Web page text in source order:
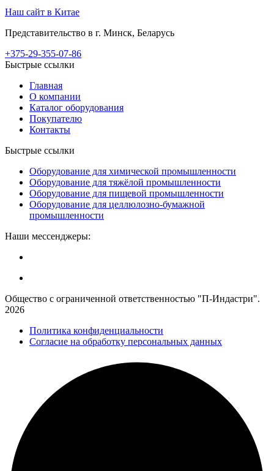
Наш сайт в Китае
Представительство в г. Минск, Беларусь
+375-29-355-07-86
Быстрые ссылки
Главная
О компании
Каталог оборудования
Покупателю
Контакты
Быстрые ссылки
Оборудование для химической промышленности
Оборудование для тяжёлой промышленности
Оборудование для пищевой промышленности
Оборудование для целлюлозно-бумажной
промышленности
Наши мессенджеры:
Общество с ограниченной ответственностью "П-Индастри".
2026
Политика конфиденциальности
Согласие на обработку персональных данных